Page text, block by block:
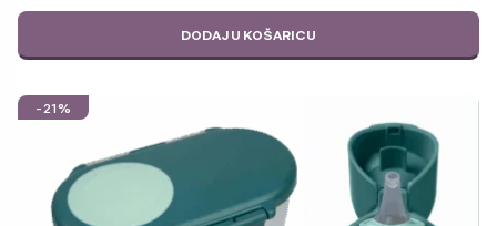
DODAJ U KOŠARICU
-21%